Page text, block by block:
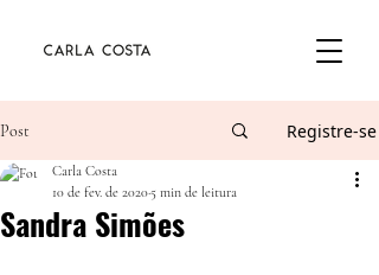
Post Registre-se
Sandra Simões
Carla Costa
10 de fev. de 20205 min de leitura